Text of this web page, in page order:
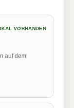
VORHANDEN
auf dem